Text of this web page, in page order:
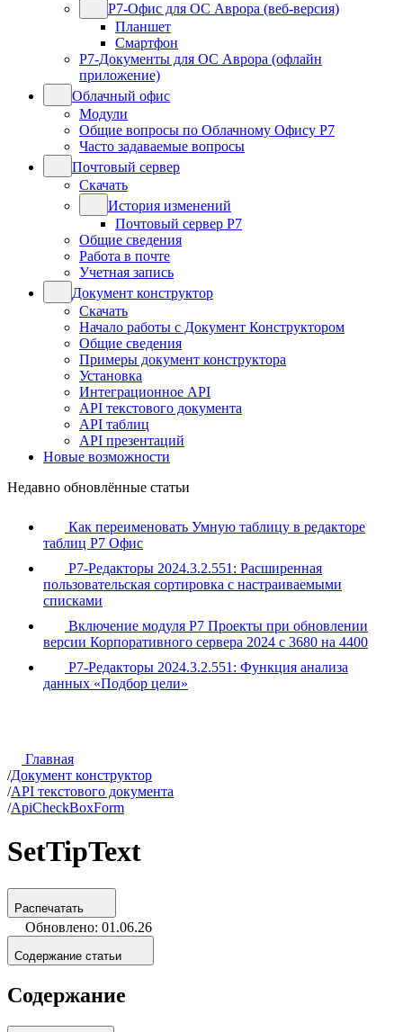
Р7-Офис для ОС Аврора (веб-версия)
Планшет
Смартфон
Р7-Документы для ОС Аврора (офлайн
приложение)
Облачный офис
Модули
Общие вопросы по Облачному Офису Р7
Часто задаваемые вопросы
Почтовый сервер
Скачать
История изменений
Почтовый сервер Р7
Общие сведения
Работа в почте
Учетная запись
Документ конструктор
Скачать
Начало работы с Документ Конструктором
Общие сведения
Примеры документ конструктора
Установка
Интеграционное API
API текстового документа
API таблиц
API презентаций
Новые возможности
Недавно обновлённые статьи
Как переименовать Умную таблицу в редакторе
таблиц Р7 Офис
Р7-Редакторы 2024.3.2.551: Расширенная
пользовательская сортировка с настраиваемыми
списками
Включение модуля Р7 Проекты при обновлении
версии Корпоративного сервера 2024 с 3680 на 4400
Р7-Редакторы 2024.3.2.551: Функция анализа
данных «Подбор цели»
Главная
/Документ конструктор
/API текстового документа
/ApiCheckBoxForm
SetTipText
Распечатать
Обновлено: 01.06.26
Содержание статьи
Содержание